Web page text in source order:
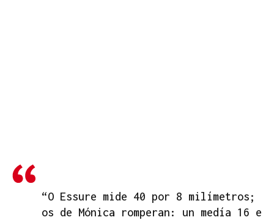
“O Essure mide 40 por 8 milímetros;
os de Mónica romperan: un medía 16 e